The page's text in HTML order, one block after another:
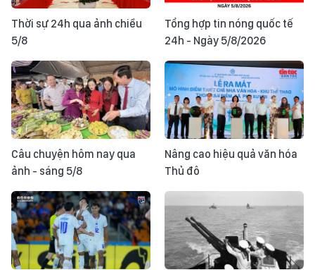
Thời sự 24h qua ảnh chiều
5/8
Tổng hợp tin nóng quốc tế
24h - Ngày 5/8/2026
Câu chuyện hôm nay qua
ảnh - sáng 5/8
Nâng cao hiệu quả văn hóa
Thủ đô